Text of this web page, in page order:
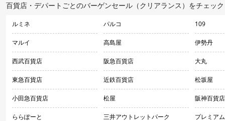
百貨店・デパートごとのバーゲンセール（クリアランス）をチェッ
ルミネ パルコ 109
マルイ 高島屋 伊勢丹
西武百貨店 阪急百貨店 大丸
東急百貨店 近鉄百貨店 松坂屋
小田急百貨店 松屋 阪神百貨店
ららぽーと 三井アウトレットパーク プレミア